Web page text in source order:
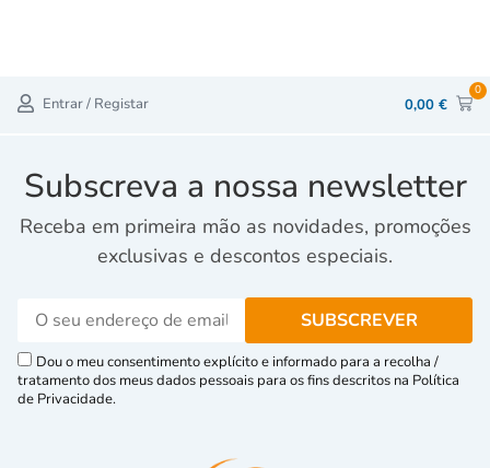
Entrar / Registar 0,00 €
0
Subscreva a nossa newsletter
Receba em primeira mão as novidades, promoções
exclusivas e descontos especiais.
Dou o meu consentimento explícito e informado para a recolha /
tratamento dos meus dados pessoais para os fins descritos na Política
de Privacidade.